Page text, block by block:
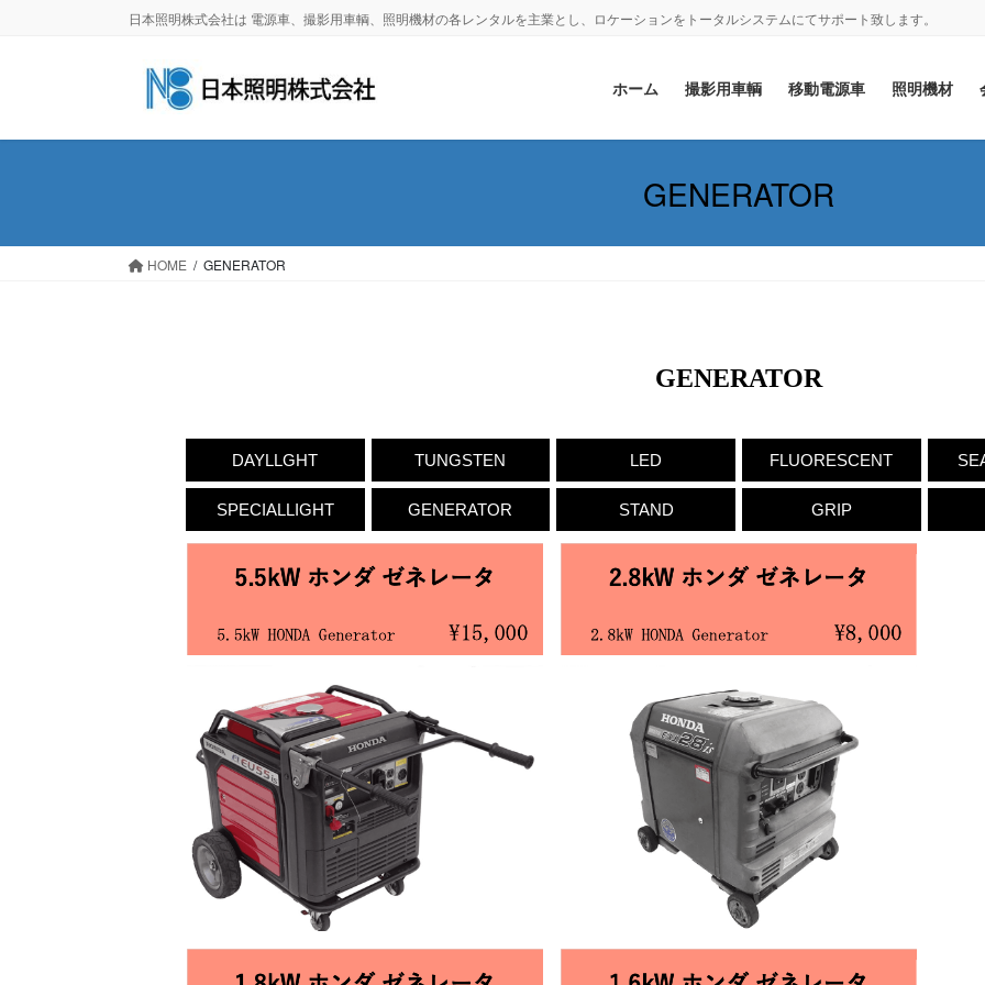
日本照明株式会社は 電源車、撮影用車輌、照明機材の各レンタルを主業とし、ロケーションをトータルシステムにてサポート致します。
ホーム 撮影用車輌 移動電源車 照明機材
GENERATOR
HOME GENERATOR
GENERATOR
DAYLLGHT TUNGSTEN LED FLUORESCENT
SPECIALLIGHT GENERATOR STAND GRIP